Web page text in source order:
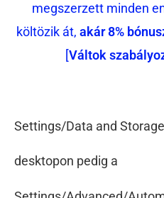
megszerzett minden
költözik át, akár 8%
[Váltok
Settings/Data and
desktopon pedig a